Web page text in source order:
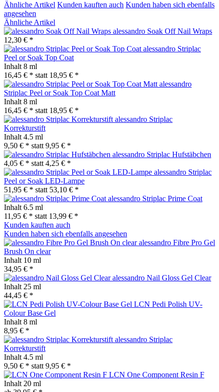
Ähnliche Artikel Kunden kauften auch Kunden haben sich ebenfalls
angesehen
Ähnliche Artikel
alessandro Soak Off Nail Wraps
12,30 € *
alessandro Striplac
Peel or Soak Top Coat
Inhalt 8 ml
16,45 € * statt 18,95 € *
alessandro
Striplac Peel or Soak Top Coat Matt
Inhalt 8 ml
16,45 € * statt 18,95 € *
alessandro Striplac
Korrekturstift
Inhalt 4.5 ml
9,50 € * statt 9,95 € *
alessandro Striplac Hufstäbchen
4,05 € * statt 4,25 € *
alessandro Striplac
Peel or Soak LED-Lampe
51,95 € * statt 53,10 € *
alessandro Striplac Prime Coat
Inhalt 6.5 ml
11,95 € * statt 13,99 € *
Kunden kauften auch
Kunden haben sich ebenfalls angesehen
alessandro Fibre Pro Gel
Brush On clear
Inhalt 10 ml
34,95 € *
alessandro Nail Gloss Gel Clear
Inhalt 25 ml
44,45 € *
LCN Pedi Polish UV-
Colour Base Gel
Inhalt 8 ml
8,95 € *
alessandro Striplac
Korrekturstift
Inhalt 4.5 ml
9,50 € * statt 9,95 € *
LCN One Component Resin F
Inhalt 20 ml